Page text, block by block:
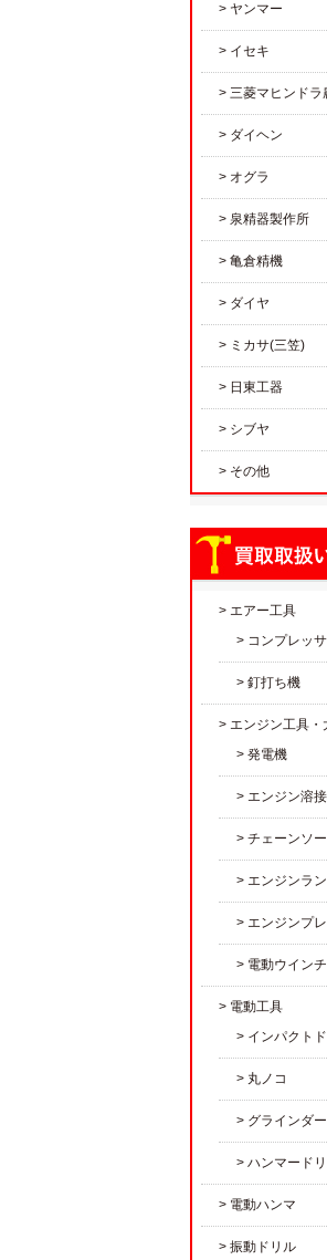
ヤンマー
イセキ
三菱マヒンドラ
ダイヘン
オグラ
泉精器製作所
亀倉精機
ダイヤ
ミカサ(三笠)
日東工器
シブヤ
その他
エアー工具
コンプレッ
釘打ち機
エンジン工具・
発電機
エンジン溶
チェーンソー
エンジンラ
エンジンプ
電動ウイン
電動工具
インパクト
丸ノコ
グラインダー
ハンマード
電動ハンマ
振動ドリル